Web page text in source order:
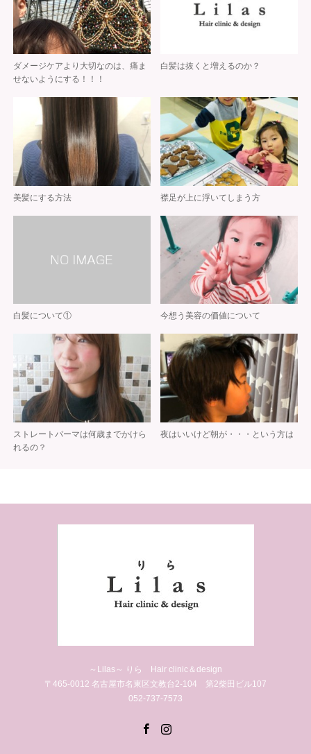
ダメージケアより大切なのは、痛ま
せないようにする！！！
白髪は抜くと増えるのか？
美髪にする方法 襟足が上に浮いてしまう方
白髪について① 今想う美容の価値について
ストレートパーマは何歳までかけら
れるの？
夜はいいけど朝が・・・という方は
～Lilas～ りら Hair clinic＆design
〒465-0012 名古屋市名東区文教台2-104 第2柴田ビル107
052-737-7573